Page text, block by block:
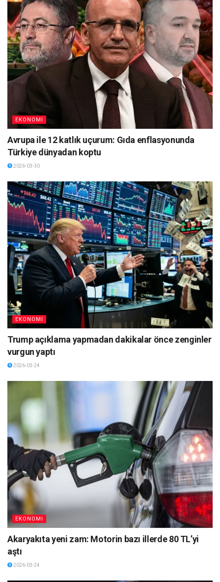
EKONOMI
Avrupa ile 12 katlık uçurum: Gıda enflasyonunda
Türkiye dünyadan koptu
2026-03-30
EKONOMI
Trump açıklama yapmadan dakikalar önce zenginler
vurgun yaptı
2026-03-24
EKONOMI
Akaryakıta yeni zam: Motorin bazı illerde 80 TL’yi
aştı
2026-03-24